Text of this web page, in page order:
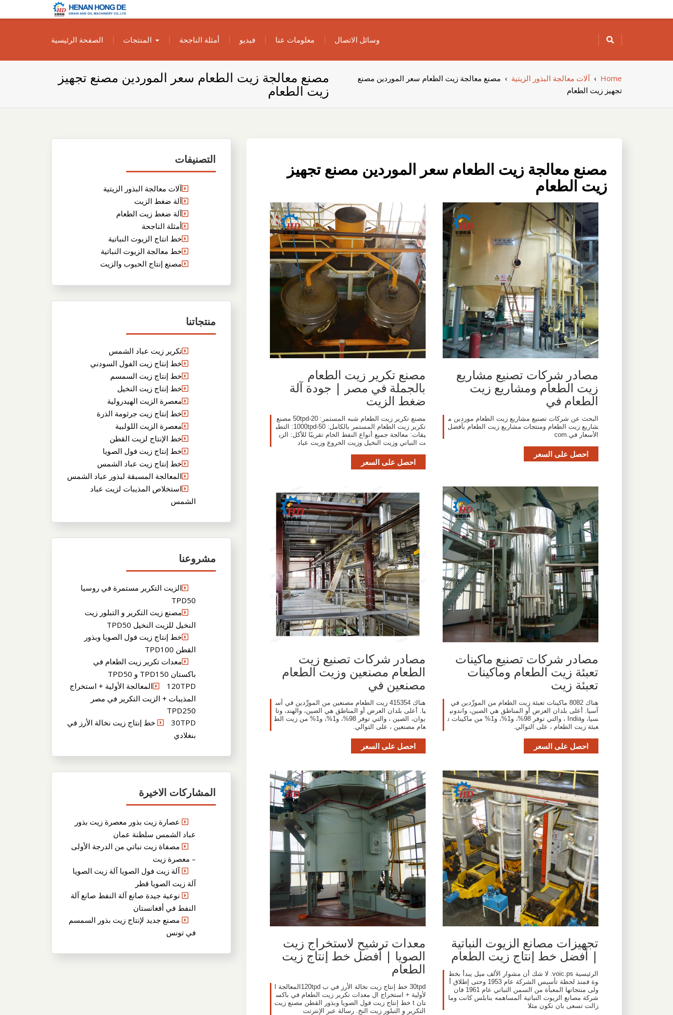
to
الزيوت النباتية
الخاص بك
الصفحة الرئيسية
المنتجات أمثلة الناجحة فيديو معلومات عنا وسائل الاتصال
مصنع معالجة زيت الطعام سعر الموردين مصنع تجهيز
زيت الطعام
Home
›آلات معالجة البذور الزيتية › مصنع معالجة زيت الطعام سعر الموردين مصنع
تجهيز زيت الطعام
التصنيفات
آلات معالجة البذور الزيتية
آلة ضغط الزيت
آلة ضغط زيت الطعام
أمثلة الناجحة
خط انتاج الزيوت النباتية
خط معالجة الزيوت النباتية
مصنع إنتاج الحبوب والزيت
منتجاتنا
تكرير زيت عباد الشمس
خط إنتاج زيت الفول السودني
خط إنتاج زيت السمسم
خط إنتاج زيت النخيل
معصرة الزيت الهيدرولية
خط إنتاج زيت جرثومة الذرة
معصرة الزيت اللولبية
خط الإنتاج لزيت القطن
خط إنتاج زيت فول الصويا
خط إنتاج زيت عباد الشمس
المعالجة المسبقة لبذور عباد الشمس
استخلاص المذيبات لزيت عباد
الشمس
مشروعنا
الزيت التكرير مستمرة في روسيا
TPD50
مصنع زيت التكرير و التبلور زيت
النخيل للزيت النخيل TPD50
خط إنتاج زيت فول الصويا وبذور
القطن TPD100
معدات تكرير زيت الطعام في
باكستان TPD150 و TPD50
120TPDالمعالجة الأولية + استخراج
المذيبات + الزيت التكرير في مصر
TPD250
30TPD خط إنتاج زيت نخالة الأرز في
بنغلادي
المشاركات الاخيرة
عصارة زيت بذور معصرة زيت بذور
عباد الشمس سلطنة عمان
مصفاة زيت نباتي من الدرجة الأولى
– معصرة زيت
آلة زيت فول الصويا آلة زيت الصويا
آلة زيت الصويا قطر
نوعية جيدة صانع آلة النفط صانع آلة
النفط في أفغانستان
مصنع جديد لإنتاج زيت بذور السمسم
في تونس
مصنع معالجة زيت الطعام سعر الموردين مصنع تجهيز
زيت الطعام
مصادر شركات تصنيع مشاريع
زيت الطعام ومشاريع زيت
الطعام في
البحث عن شركات تصنيع مشاريع زيت الطعام موردين م
شاريع زيت الطعام ومنتجات مشاريع زيت الطعام بأفضل
الأسعار في.com
احصل على السعر
مصنع تكرير زيت الطعام
بالجملة في مصر | جودة آلة
ضغط الزيت
مصنع تكرير زيت الطعام شبه المستمر: 20-50tpd مصنع
تكرير زيت الطعام المستمر بالكامل: 50-1000tpd: التطب
يقات: معالجة جميع أنواع النفط الخام تقريبًا للأكل: الزي
ت النباتي وزيت النخيل وزيت الخروع وزيت عباد
احصل على السعر
مصادر شركات تصنيع ماكينات
تعبئة زيت الطعام وماكينات
تعبئة زيت
هناك 8082 ماكينات تعبئة زيت الطعام من المورِّدين في
آسيا. أعلى بلدان العرض أو المناطق هي الصين، واندوني
سيا، وIndia ، والتي توفر 98%، و1%، و1% من ماكينات ت
عبئة زيت الطعام ، على التوالي.
احصل على السعر
مصادر شركات تصنيع زيت
الطعام مصنعين وزيت الطعام
مصنعين في
هناك 415354 زيت الطعام مصنعين من المورِّدين في آس
يا. أعلى بلدان العرض أو المناطق هي الصين، والهند، وتا
يوان، الصين ، والتي توفر 98%، و1%، و1% من زيت الط
عام مصنعين ، على التوالي.
احصل على السعر
تجهيزات مصانع الزيوت النباتية
| أفضل خط إنتاج زيت الطعام
الرئيسية voic.ps. لا شك أن مشوار الألف ميل يبدأ بخط
وة فمنذ لحظة تأسيس الشركة عام 1953 وحتى إطلاق أ
ولى منتجاتها المعبأة من السمن النباتي عام 1961 فان
شركة مصانع الزيوت النباتية ألمساهمه بنابلس كانت وما
زالت تسعى بان تكون مثلا
معدات ترشيح لاستخراج زيت
الصويا | أفضل خط إنتاج زيت
الطعام
30tpd خط إنتاج زيت نخالة الأرز في ب 120tpdالمعالجة ا
لأولية + استخراج ال معدات تكرير زيت الطعام في باكس
تان t خط إنتاج زيت فول الصويا وبذور القطن مصنع زيت
التكرير و التبلور زيت النخ. رسالة عبر الإنترنت